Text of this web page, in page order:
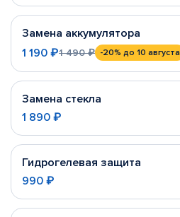
Замена аккумулятора
1 190 ₽1 490 ₽ -20% до 10 августа
Замена стекла
1 890 ₽
Гидрогелевая защита
990 ₽